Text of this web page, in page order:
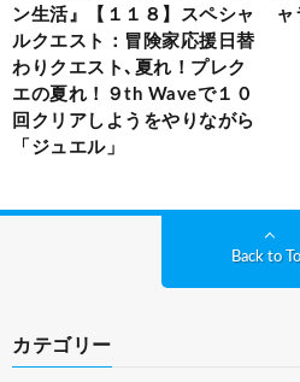
ン生活』【１１８】スペシャ
ルクエスト：冒険家応援日替
わりクエスト､夏れ！プレク
エの夏れ！９th Waveで１０
回クリアしようをやりながら
「ジュエル」
ャ
Back to
カテゴリー